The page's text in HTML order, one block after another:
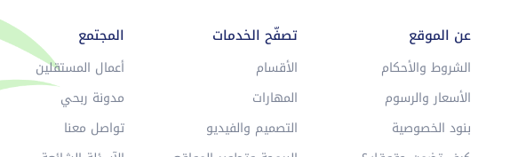
عن الموقع
الشروط والأحكام
الأسعار والرسوم
بنود الخصوصية
تصفّح الخدمات
الأقسام
المهارات
التصميم والفيديو
المجتمع
أعمال المستقلين
مدونة ربحي
تواصل معنا